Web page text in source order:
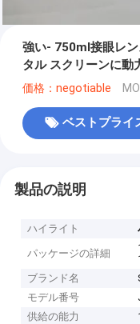
強い- 750ml接眼レ
タル スクリーンに動
価格：negotiable
ベストプライ
製品の説明
ハイライト
パッケージの詳細
ブランド名
モデル番号
供給の能力